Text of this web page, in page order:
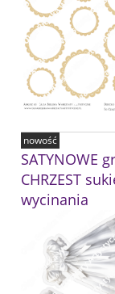
SATYNOWE
CHRZEST
wycinania
nowość